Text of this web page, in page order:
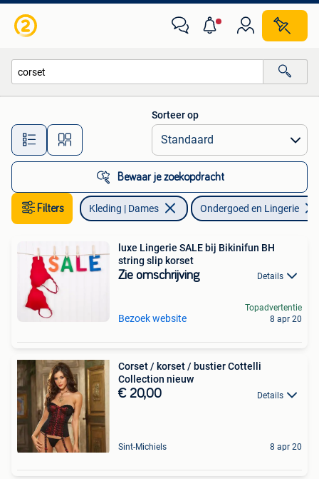
Alle afstanden…
Sorteer op
Bewaar je zoekopdracht
Filters Kleding | Dames Ondergoed en Lingerie
luxe Lingerie SALE bij Bikinifun BH
string slip korset
Zie omschrijving Details
Bezoek website
Topadvertentie
8 apr 20
Corset / korset / bustier Cottelli
Collection nieuw
€ 20,00 Details
Sint-Michiels 8 apr 20